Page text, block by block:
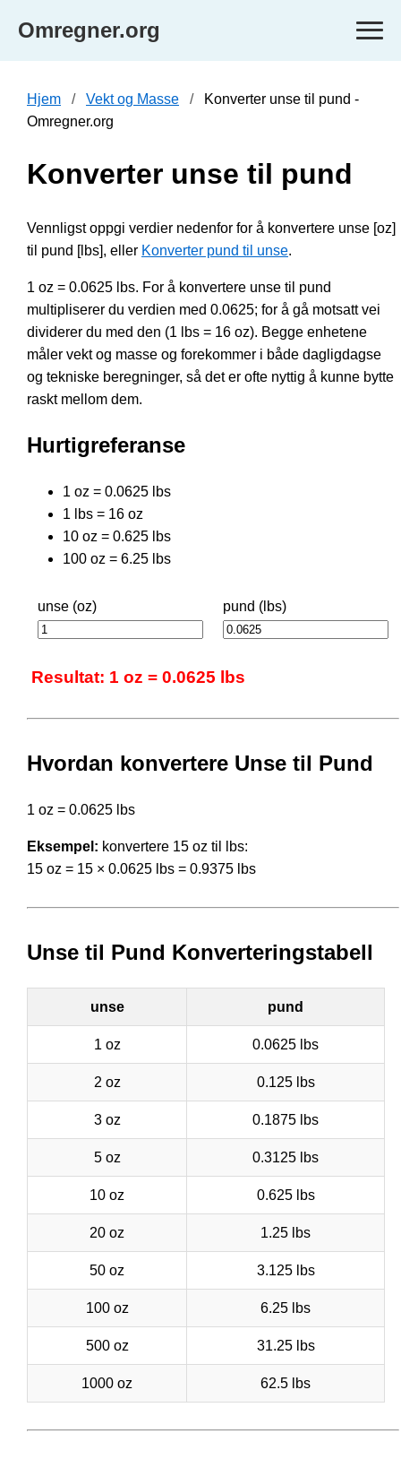
Omregner.org
Hjem Vekt og Masse
Konverter unse til pund -
Omregner.org
Konverter unse til pund
Vennligst oppgi verdier nedenfor for å konvertere unse [oz]
til pund [lbs], eller Konverter pund til unse.
1 oz = 0.0625 lbs. For å konvertere unse til pund
multipliserer du verdien med 0.0625; for å gå motsatt vei
dividerer du med den (1 lbs = 16 oz). Begge enhetene
måler vekt og masse og forekommer i både dagligdagse
og tekniske beregninger, så det er ofte nyttig å kunne bytte
raskt mellom dem.
Hurtigreferanse
1 oz = 0.0625 lbs
1 lbs = 16 oz
10 oz = 0.625 lbs
100 oz = 6.25 lbs
unse (oz) pund (lbs)
Resultat: 1 oz = 0.0625 lbs
Hvordan konvertere Unse til Pund
1 oz = 0.0625 lbs
Eksempel: konvertere 15 oz til lbs:
15 oz = 15 × 0.0625 lbs = 0.9375 lbs
Unse til Pund Konverteringstabell
unse pund
1 oz 0.0625 lbs
2 oz 0.125 lbs
3 oz 0.1875 lbs
5 oz 0.3125 lbs
10 oz 0.625 lbs
20 oz 1.25 lbs
50 oz 3.125 lbs
100 oz 6.25 lbs
500 oz 31.25 lbs
1000 oz 62.5 lbs